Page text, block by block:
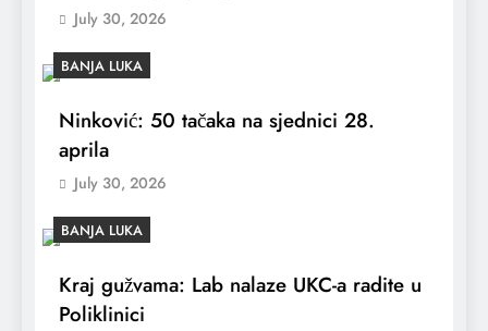
July 30, 2026
BANJA LUKA
Ninković: 50 tačaka na sjednici 28.
aprila
July 30, 2026
BANJA LUKA
Kraj gužvama: Lab nalaze UKC-a radite u
Poliklinici